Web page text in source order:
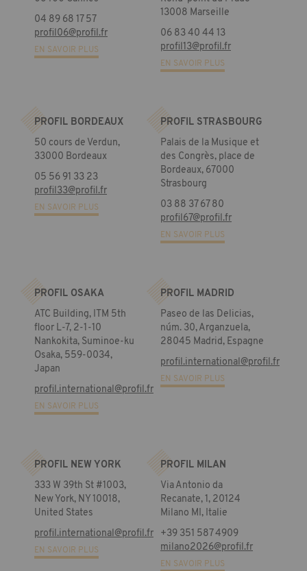
04 89 68 17 57
profil06@profil.fr
EN SAVOIR PLUS
13008 Marseille
06 83 40 44 13
profil13@profil.fr
EN SAVOIR PLUS
PROFIL BORDEAUX
50 cours de Verdun,
33000 Bordeaux
05 56 91 33 23
profil33@profil.fr
EN SAVOIR PLUS
PROFIL STRASBOURG
Palais de la Musique et
des Congrès, place de
Bordeaux, 67000
Strasbourg
03 88 37 67 80
profil67@profil.fr
EN SAVOIR PLUS
PROFIL OSAKA
ATC Building, ITM 5th
floor L-7, 2-1-10
Nankokita, Suminoe-ku
Osaka, 559-0034,
Japan
profil.international@profil.fr
EN SAVOIR PLUS
PROFIL MADRID
Paseo de las Delicias,
núm. 30, Arganzuela,
28045 Madrid, Espagne
profil.international@profil.fr
EN SAVOIR PLUS
PROFIL NEW YORK
333 W 39th St #1003,
New York, NY 10018,
United States
profil.international@profil.fr
EN SAVOIR PLUS
PROFIL MILAN
Via Antonio da
Recanate, 1, 20124
Milano MI, Italie
+39 351 587 4909
milano2026@profil.fr
EN SAVOIR PLUS